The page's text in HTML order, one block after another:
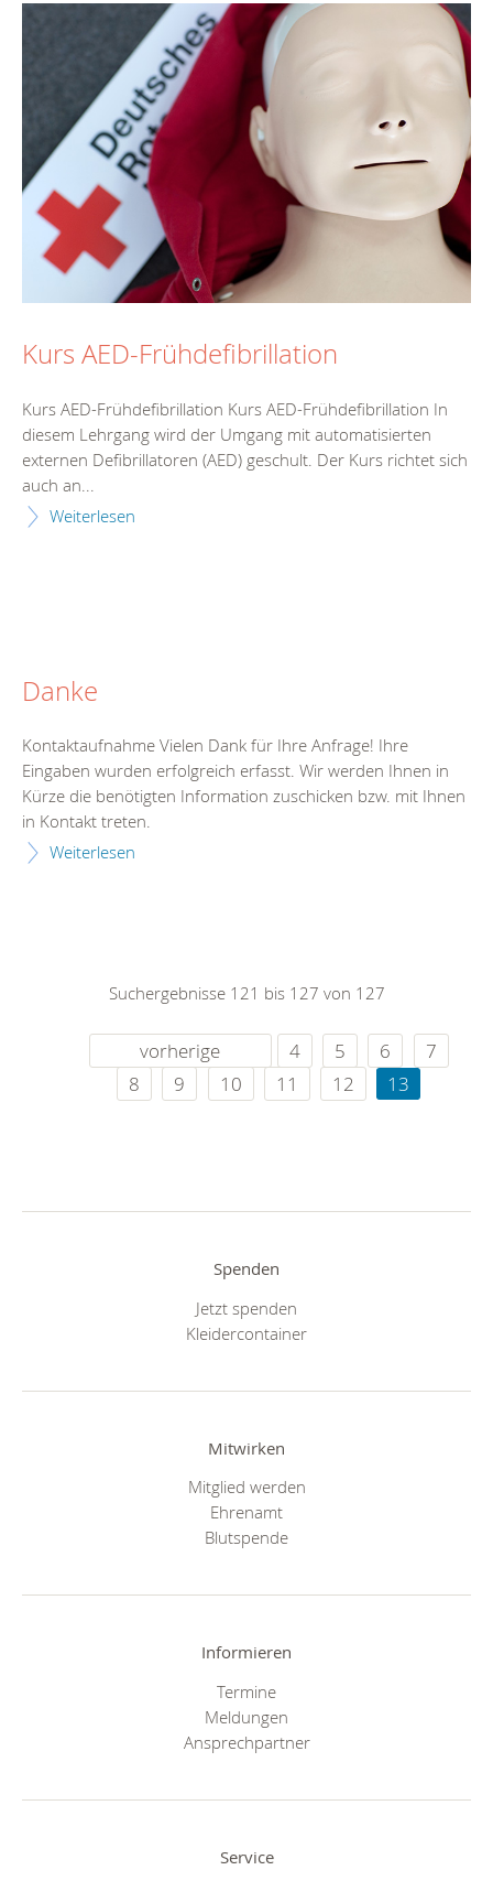
Kurs AED-Frühdefibrillation
Kurs AED-Frühdefibrillation Kurs AED-Frühdefibrillation In
diesem Lehrgang wird der Umgang mit automatisierten
externen Defibrillatoren (AED) geschult. Der Kurs richtet sich
auch an...
Weiterlesen
Danke
Kontaktaufnahme Vielen Dank für Ihre Anfrage! Ihre
Eingaben wurden erfolgreich erfasst. Wir werden Ihnen in
Kürze die benötigten Information zuschicken bzw. mit Ihnen
in Kontakt treten.
Weiterlesen
Suchergebnisse 121 bis 127 von 127
vorherige 4 5 6
7
8
9 10 11 12 13
Spenden
Jetzt spenden
Kleidercontainer
Mitwirken
Mitglied werden
Ehrenamt
Blutspende
Informieren
Termine
Meldungen
Ansprechpartner
Service